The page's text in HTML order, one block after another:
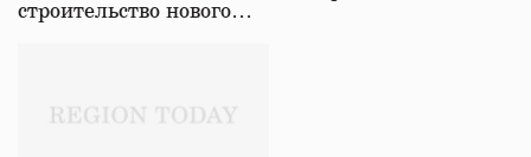
строительство нового…